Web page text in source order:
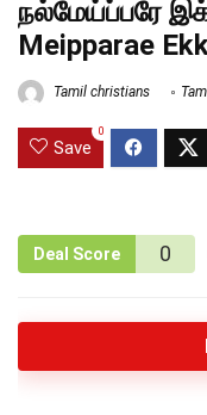
நல்மேய்ப்பரே
Meipparae
Tamil christians
Save
0
Deal Score 0